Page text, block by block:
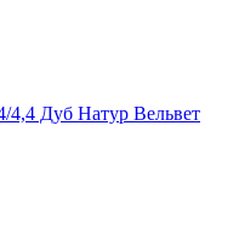
4,4 Дуб Натур Вельвет